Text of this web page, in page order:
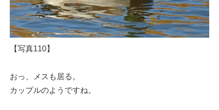
【写真110】
おっ、メスも居る。
カップルのようですね。